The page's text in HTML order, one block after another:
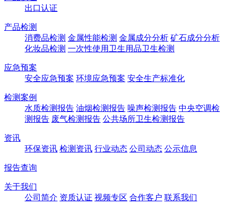
出口认证
产品检测
消费品检测 金属性能检测 金属成分分析 矿石成分分析
化妆品检测 一次性使用卫生用品卫生检测
应急预案
安全应急预案 环境应急预案 安全生产标准化
检测案例
水质检测报告 油烟检测报告 噪声检测报告 中央空调检
测报告 废气检测报告 公共场所卫生检测报告
资讯
环保资讯 检测资讯 行业动态 公司动态 公示信息
报告查询
关于我们
公司简介 资质认证 视频专区 合作客户 联系我们